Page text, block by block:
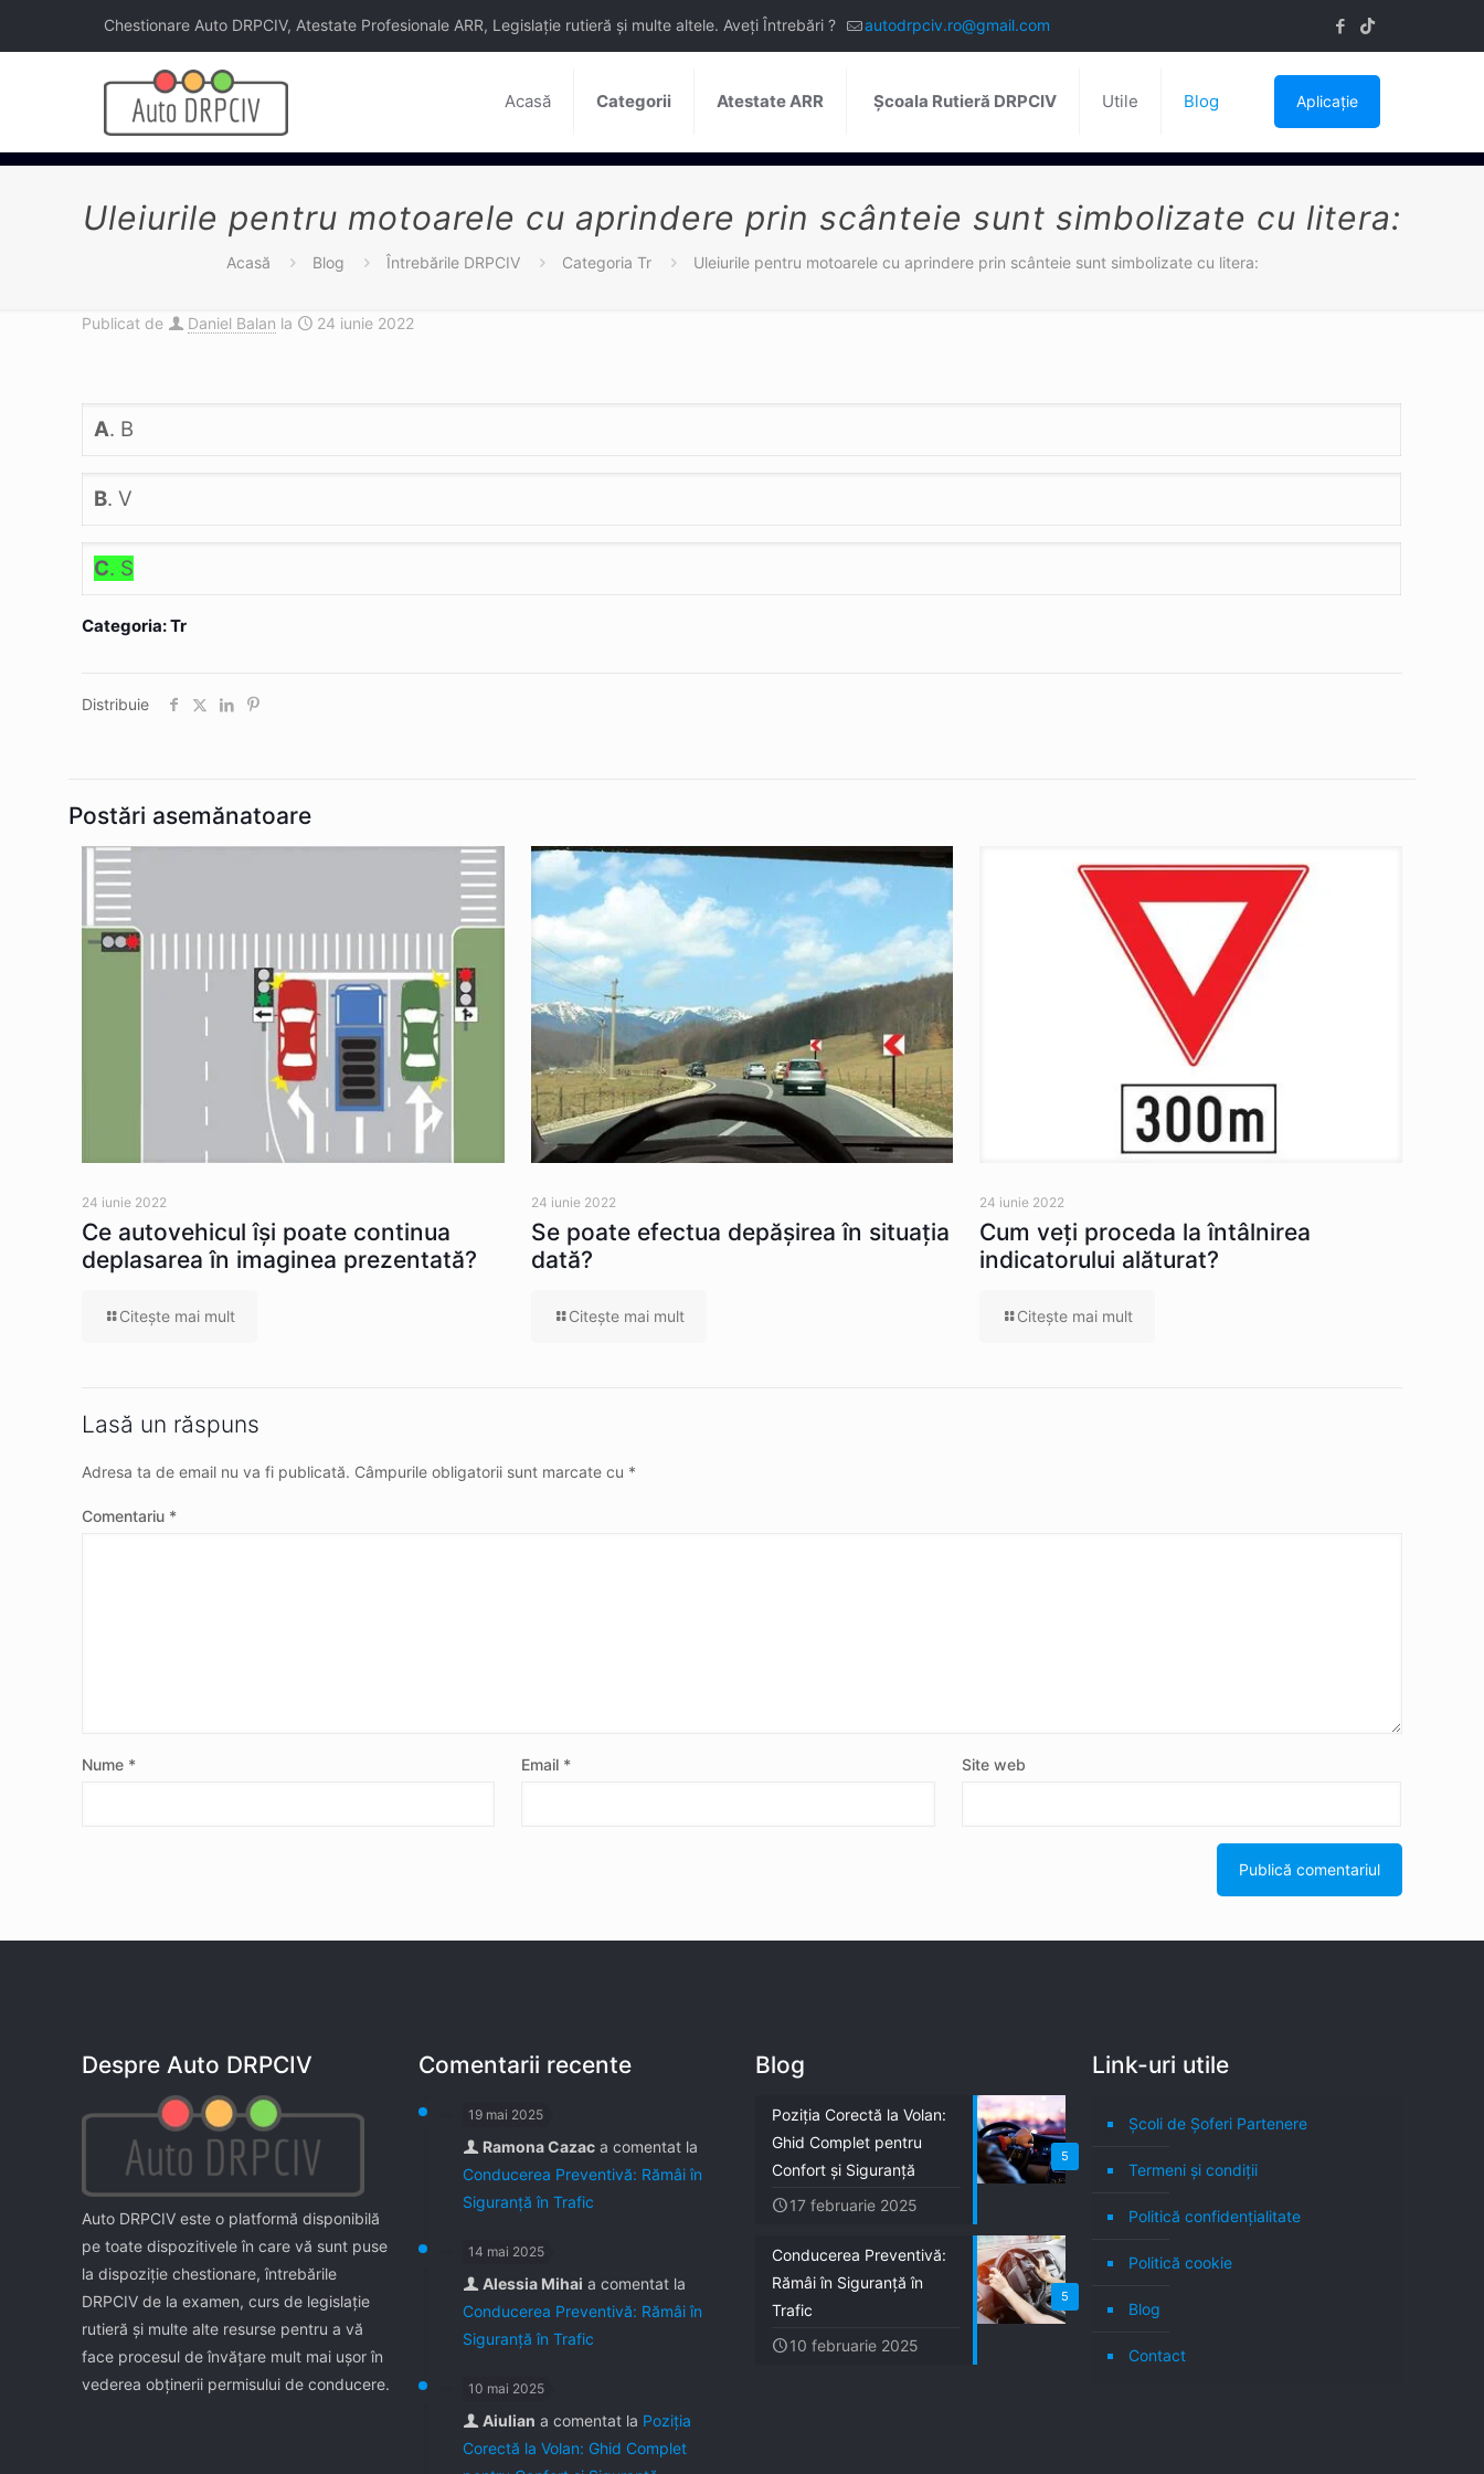
Chestionare Auto DRPCIV, Atestate Profesionale ARR, Legislație rutieră și multe altele. Aveți Întrebări ? autodrpciv.ro@gmail.com
Acasă Categorii Atestate ARR Școala Rutieră DRPCIV Utile Blog Aplicație
Uleiurile pentru motoarele cu aprindere prin scânteie sunt simbolizate cu litera:
Acasă Blog Întrebările DRPCIV Categoria Tr Uleiurile pentru motoarele cu aprindere prin scânteie sunt simbolizate cu litera:
Publicat de Daniel Balan la 24 iunie 2022
A. B
B. V
C. S
Categoria: Tr
Distribuie
Postări asemănatoare
24 iunie 2022
Ce autovehicul îşi poate continua
deplasarea în imaginea prezentată?
Citeşte mai mult
24 iunie 2022
Se poate efectua depăşirea în situaţia
dată?
Citeşte mai mult
24 iunie 2022
Cum veţi proceda la întâlnirea
indicatorului alăturat?
Citeşte mai mult
Lasă un răspuns
Adresa ta de email nu va fi publicată. Câmpurile obligatorii sunt marcate cu *
Comentariu *
Nume * Email * Site web
Despre Auto DRPCIV
Auto DRPCIV este o platformă disponibilă
pe toate dispozitivele în care vă sunt puse
la dispoziţie chestionare, întrebările
DRPCIV de la examen, curs de legislaţie
rutieră şi multe alte resurse pentru a vă
face procesul de învăţare mult mai uşor în
vederea obţinerii permisului de conducere.
Comentarii recente
19 mai 2025
Ramona Cazac a comentat la
Conducerea Preventivă: Rămâi în
Siguranță în Trafic
14 mai 2025
Alessia Mihai a comentat la
Conducerea Preventivă: Rămâi în
Siguranță în Trafic
10 mai 2025
Aiulian a comentat la Poziția
Corectă la Volan: Ghid Complet
Blog
5
Poziția Corectă la Volan:
Ghid Complet pentru
Confort și Siguranță
17 februarie 2025
5
Conducerea Preventivă:
Rămâi în Siguranță în
Trafic
10 februarie 2025
Link-uri utile
Școli de Șoferi Partenere
Termeni şi condiţii
Politică confidenţialitate
Politică cookie
Blog
Contact